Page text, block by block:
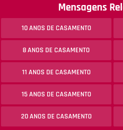
Mensagens
10 ANOS DE CASAMENTO
8 ANOS DE CASAMENTO
11 ANOS DE CASAMENTO
15 ANOS DE CASAMENTO
20 ANOS DE CASAMENTO